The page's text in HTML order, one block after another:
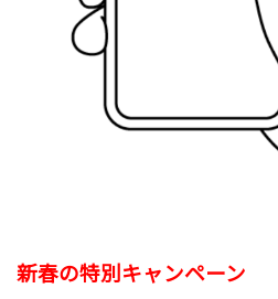
新春の特別キャンペーン